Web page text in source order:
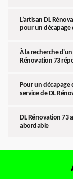
L’artisan DL
pour un décapage
À la recherche
Rénovation 73
Pour un décapage
service de DL
DL Rénovation 73
abordable